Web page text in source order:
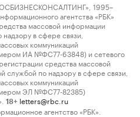
1995–
агентства «РБК»
массовой информации
в сфере связи,
коммуникаций
ИА №ФС77-63848) и сетевого
средства массовой
по надзору в сфере связи,
коммуникаций
ЭЛ №ФС77-82385)
18+ letters@rbc.ru
агентство «РБК».